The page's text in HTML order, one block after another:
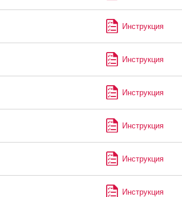
Инструкция
Инструкция
Инструкция
Инструкция
Инструкция
Инструкция